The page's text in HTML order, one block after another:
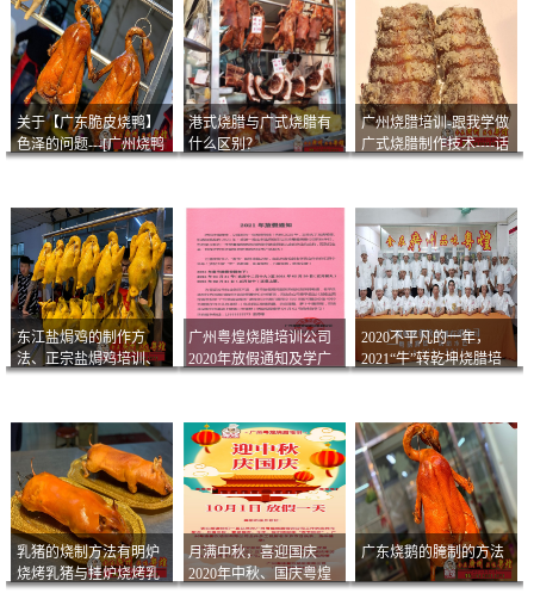
关于【广东脆皮烧鸭】
色泽的问题---[广州烧鸭
港式烧腊与广式烧腊有
什么区别？
广州烧腊培训-跟我学做
广式烧腊制作技术----话
东江盐焗鸡的制作方
法、正宗盐焗鸡培训、
广州粤煌烧腊培训公司
2020年放假通知及学广
2020不平凡的一年，
2021“牛”转乾坤烧腊培
乳猪的烧制方法有明炉
烧烤乳猪与挂炉烧烤乳
月满中秋，喜迎国庆
2020年中秋、国庆粤煌
广东烧鹅的腌制的方法